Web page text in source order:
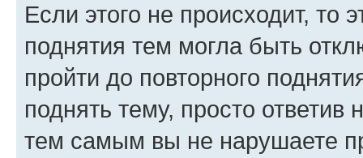
Если этого не происходит, то
поднятия тем могла быть
пройти до повторного
поднять тему, просто ответив
тем самым вы не нарушаете